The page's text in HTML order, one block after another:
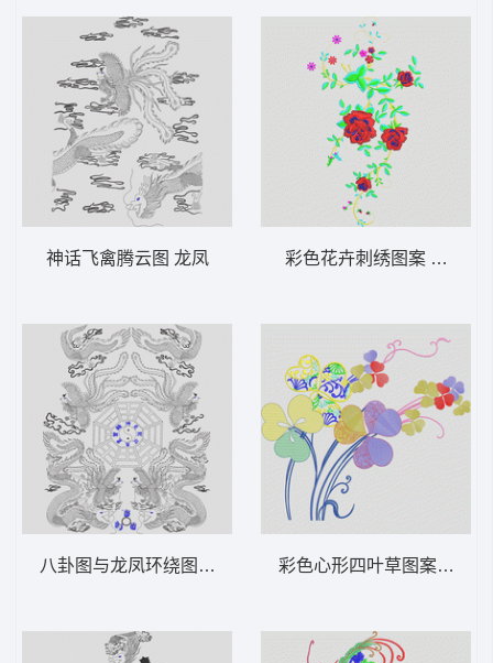
神话飞禽腾云图 龙凤
八卦图与龙凤环绕图 龙凤
彩色花卉刺绣图案 靓花
彩色心形四叶草图案 靓花